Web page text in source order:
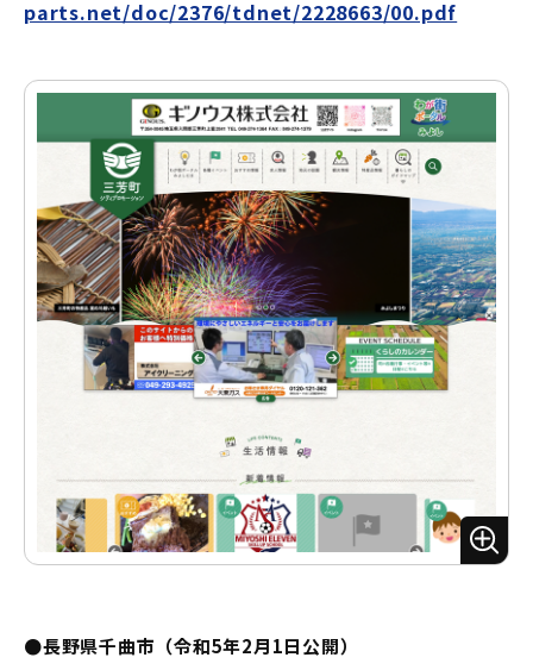
parts.net/doc/2376/tdnet/2228663/00.pdf
ズ
ー
●長野県千曲市（令和5年2月1日公開）